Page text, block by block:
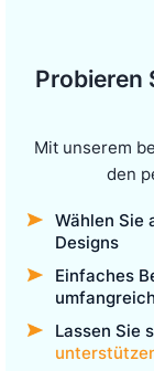
Probieren
Mit unserem
den
Wählen Sie
Designs
Einfaches
Lassen Sie